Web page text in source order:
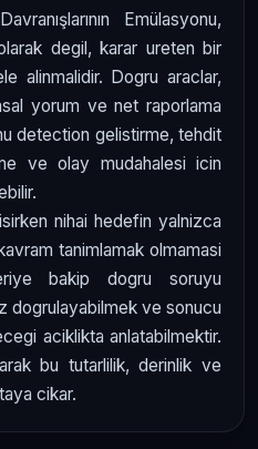
Emülasyonu,
degil, karar ureten bir
alinmalidir. Dogru araclar,
yorum ve net raporlama
detection gelistirme, tehdit
ve olay mudahalesi icin
nihai hedefin yalnizca
tanimlamak olmamasi
bakip dogru soruyu
dogrulayabilmek ve sonucu
aciklikta anlatabilmektir.
bu tutarlilik, derinlik ve
cikar.